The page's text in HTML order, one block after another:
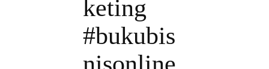
keting
#bukubis